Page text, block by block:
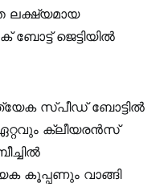
ലക്ഷ്യമായ
ജെട്ടിയിൽ
സ്പീഡ് ബോട്ടിൽ
ക്ലീയരൻസ്
കൂപ്പണും വാങ്ങി